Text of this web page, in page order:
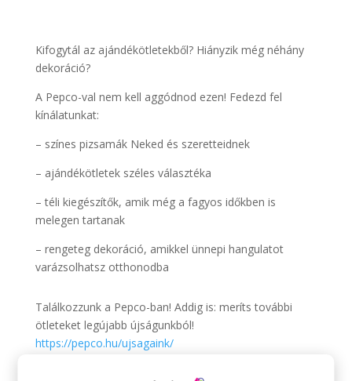
Kifogytál az ajándékötletekből? Hiányzik még néhány
dekoráció?
A Pepco-val nem kell aggódnod ezen! Fedezd fel
kínálatunkat:
– színes pizsamák Neked és szeretteidnek
– ajándékötletek széles választéka
– téli kiegészítők, amik még a fagyos időkben is
melegen tartanak
– rengeteg dekoráció, amikkel ünnepi hangulatot
varázsolhatsz otthonodba
Találkozzunk a Pepco-ban! Addig is: meríts további
ötleteket legújabb újságunkból!
https://pepco.hu/ujsagaink/